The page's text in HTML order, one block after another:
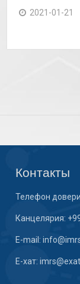
2021-01-21
Контакты
Телефон
Канцелярия:
E-mail:
E-хат: